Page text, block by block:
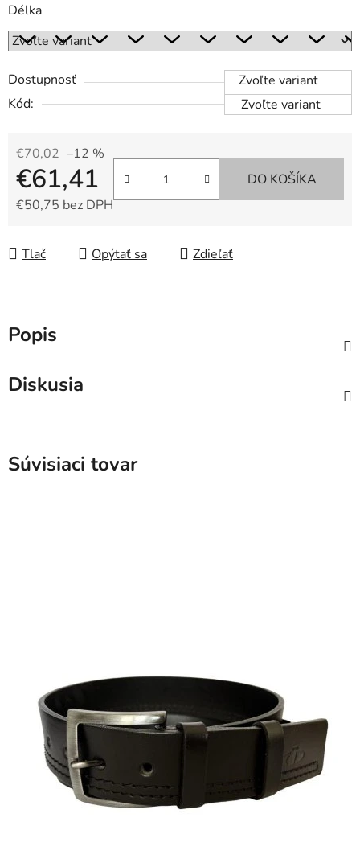
Délka
Dostupnosť
Zvoľte variant
Kód:
Zvoľte variant
€70,02 –12 %
€61,41
€50,75 bez DPH
DO KOŠÍKA
Tlač Opýtať sa Zdieľať
Popis
Diskusia
Súvisiaci tovar